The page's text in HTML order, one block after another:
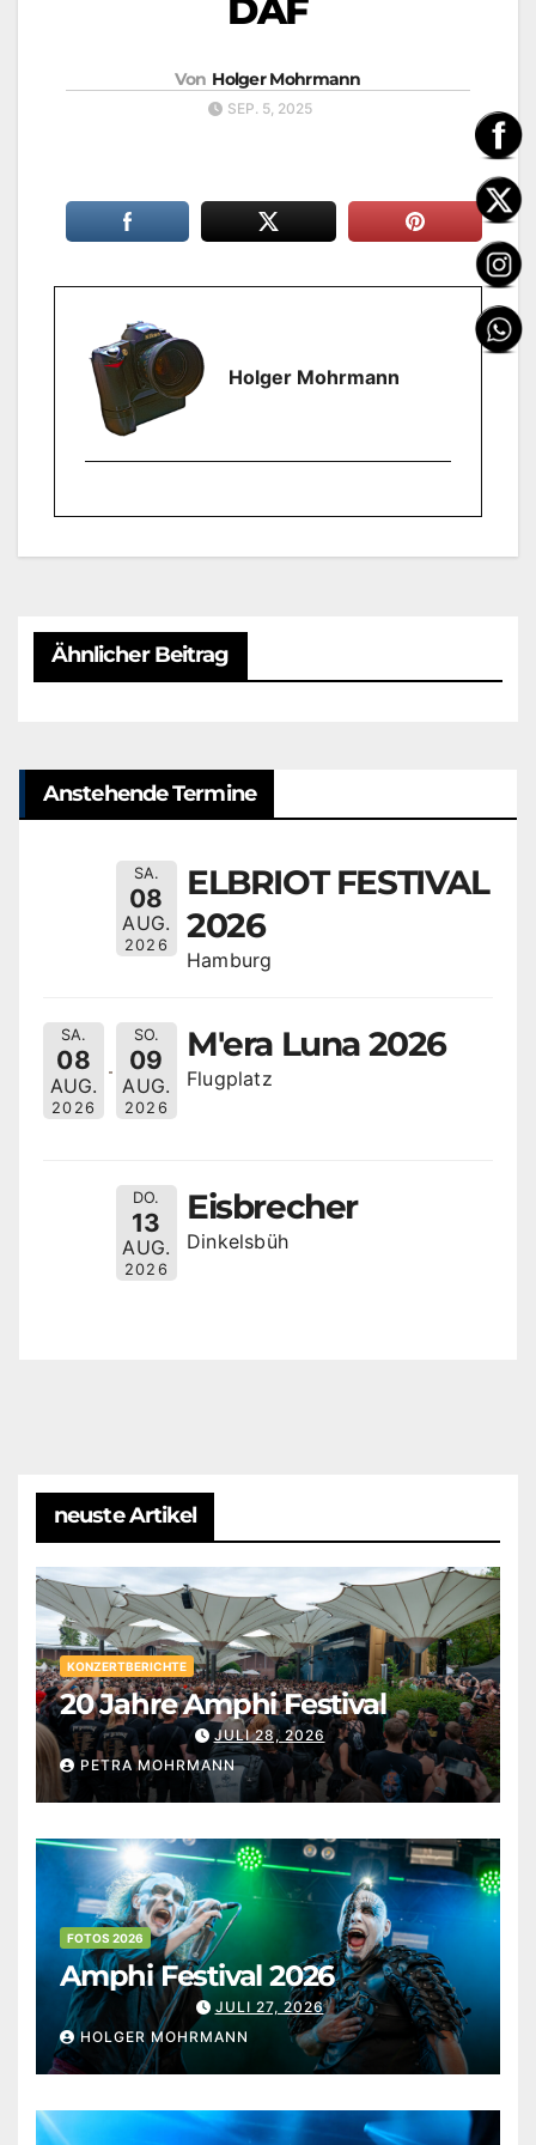
DAF
Von Holger Mohrmann
SEP. 5, 2025
Holger Mohrmann
Ähnlicher Beitrag
Anstehende Termine
SA.
08
AUG.
2026
ELBRIOT FESTIVAL
2026
Hamburg
SA.
08
AUG.
2026
SO.
09
AUG.
2026
M'era Luna 2026
Flugplatz
DO.
13
AUG.
2026
Eisbrecher
Dinkelsbüh
neuste Artikel
KONZERTBERICHTE
20 Jahre Amphi Festival
JULI 28, 2026
PETRA MOHRMANN
FOTOS 2026
Amphi Festival 2026
JULI 27, 2026
HOLGER MOHRMANN